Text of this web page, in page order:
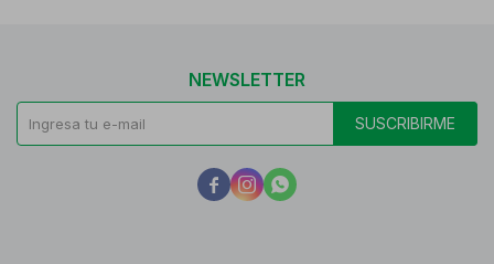
NEWSLETTER
SUSCRIBIRME
  